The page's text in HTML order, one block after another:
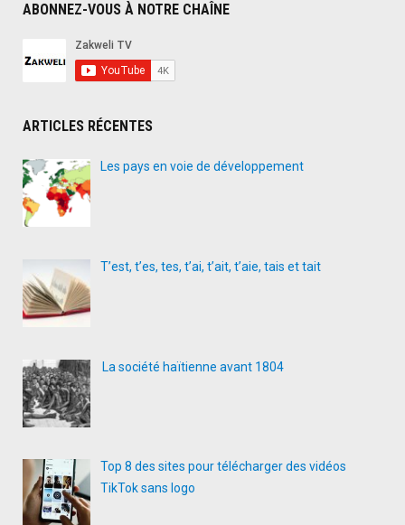
ABONNEZ-VOUS À NOTRE CHAÎNE
ARTICLES RÉCENTES
Les pays en voie de développement
T’est, t’es, tes, t’ai, t’ait, t’aie, tais et tait
La société haïtienne avant 1804
Top 8 des sites pour télécharger des vidéos
TikTok sans logo